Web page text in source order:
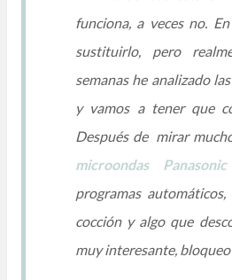
funciona, a veces no.
sustituirlo, pero
semanas he analizado
y vamos a tener que
Después de mirar
microondas Panasonic
programas
cocción y algo que
muy interesante, bloqueo